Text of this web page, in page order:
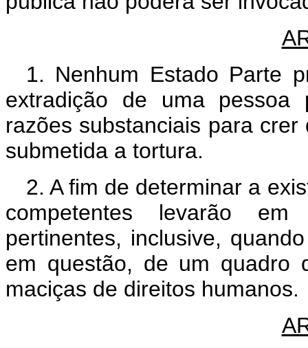
1. Nenhum Estado Parte
extradição de uma pessoa
razões substanciais para
submetida a tortura.
2. A fim de determinar a
competentes levarão
pertinentes, inclusive,
em questão, de um quadro
maciças de direitos humanos.